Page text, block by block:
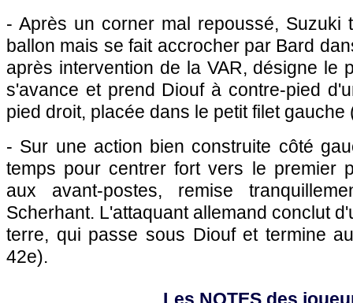
- Après un corner mal repoussé, Suzuki
ballon mais se fait accrocher par Bard
après intervention de la VAR, désigne le
s'avance et prend Diouf à contre-pied
pied droit, placée dans le petit filet gauche
- Sur une action bien construite côté
temps pour centrer fort vers le premier
aux avant-postes, remise
Scherhant. L'attaquant allemand conclut
terre, qui passe sous Diouf et termine
42e).